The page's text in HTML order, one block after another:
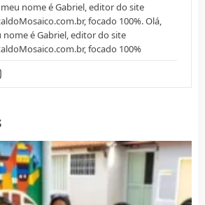
nome é Gabriel, editor do site
focado 100%. Olá,
nome é Gabriel, editor do site
focado 100%